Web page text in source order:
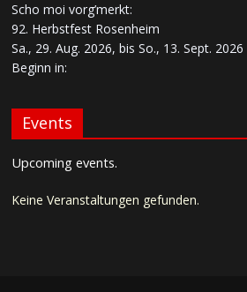
Scho moi vorg’merkt:
92. Herbstfest Rosenheim
Sa., 29. Aug. 2026, bis So., 13. Sept. 2026
Beginn in:
Events
Upcoming events.
Keine Veranstaltungen gefunden.